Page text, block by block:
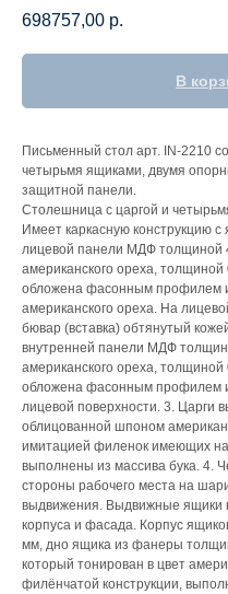
698757,00 р.
В
Письменный стол арт. IN-2210
четырьмя ящиками, двумя
защитной панели.
Столешница c царгой и
Имеет каркасную конструкцию
лицевой панели МДФ толщиной
американского ореха,
обложена фасонным профилем
американского ореха. На
бювар (вставка) обтянутый
внутренней панели МДФ
американского ореха,
обложена фасонным профилем
лицевой поверхности. 3.
облицованной шпоном
имитацией филенок имеющих
выполнены из массива бука. 4.
стороны рабочего места на
выдвижения. Выдвижные ящики
корпуса и фасада. Корпус
мм, дно ящика из фанеры
который тонирован в цвет
филёнчатой конструкции,